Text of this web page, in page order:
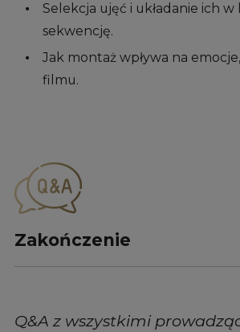
Selekcja ujęć i układanie ich w
sekwencję.
Jak montaż wpływa na
filmu.
Zakończenie
Q&A z wszystkimi